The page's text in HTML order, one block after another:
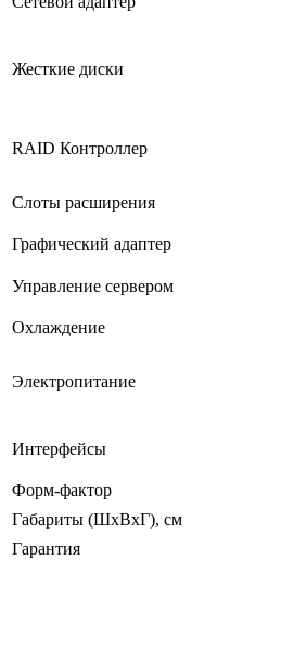
Жесткие диски
RAID Контроллер
Слоты расширения
Графический адаптер
Управление сервером
Охлаждение
Электропитание
Интерфейсы
Форм-фактор
Габариты (ШxВxГ), см
Гарантия